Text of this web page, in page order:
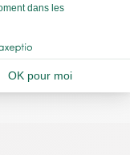
plus éclairés et